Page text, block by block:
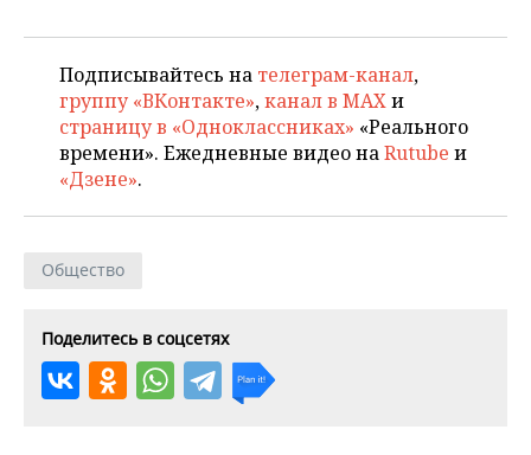
Подписывайтесь на телеграм-канал,
группу «ВКонтакте»,канал в MAXи
страницу в «Одноклассниках» «Реального
времени». Ежедневные видео наRutube и
«Дзене».
Общество
Поделитесь в соцсетях